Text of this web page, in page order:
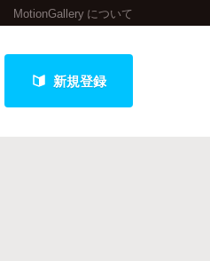
MotionGallery について
新規登録